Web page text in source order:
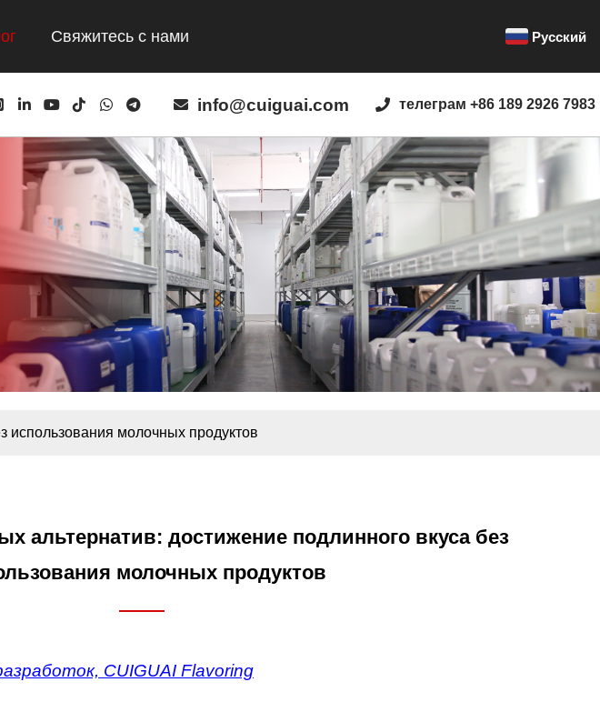
Свяжитесь с нами Русский
info@cuiguai.com телеграм +86 189 2926 7983
использования молочных продуктов
альтернатив: достижение подлинного вкуса без
молочных продуктов
CUIGUAI Flavoring